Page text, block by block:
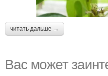
читать дальше →
Вас может